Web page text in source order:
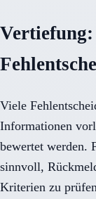
Viele
Informationen
bewertet werden.
sinnvoll,
Kriterien zu